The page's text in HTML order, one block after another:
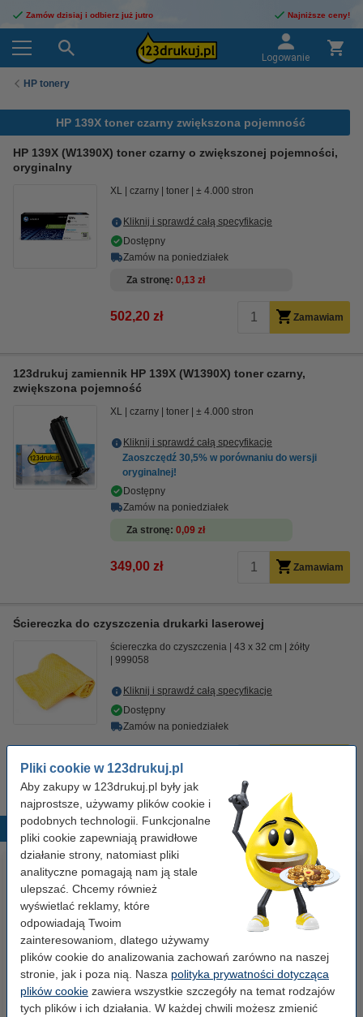
Pliki cookie w 123drukuj.pl
Aby zakupy w 123drukuj.pl były jak
najprostsze, używamy plików cookie i
podobnych technologii. Funkcjonalne
pliki cookie zapewniają prawidłowe
działanie strony, natomiast pliki
analityczne pomagają nam ją stale
ulepszać. Chcemy również
wyświetlać reklamy, które
odpowiadają Twoim
zainteresowaniom, dlatego używamy
plików cookie do analizowania zachowań zarówno na naszej
stronie, jak i poza nią. Nasza polityka prywatności dotycząca
plików cookie zawiera wszystkie szczegóły na temat rodzajów
tych plików i ich działania. W każdej chwili możesz zmienić
Zamów dzisiaj i odbierz już jutro Najniższe ceny!
Logowanie
HP tonery
HP 139X toner czarny zwiększona pojemność
HP 139X (W1390X) toner czarny o zwiększonej pojemności,
oryginalny
XL czarny toner ± 4.000 stron
Kliknij i sprawdź całą specyfikacje
Dostępny
Zamów na poniedziałek
Za stronę 0,13 zł
502,20 zł Zamawiam
123drukuj zamiennik HP 139X (W1390X) toner czarny,
zwiększona pojemność
XL czarny toner ± 4.000 stron
Kliknij i sprawdź całą specyfikacje
Zaoszczędź 30,5% w porównaniu do wersji
oryginalnej!
Dostępny
Zamów na poniedziałek
Za stronę 0,09 zł
349,00 zł Zamawiam
Ściereczka do czyszczenia drukarki laserowej
ściereczka do czyszczenia 43 x 32 cm
żółty
999058
Kliknij i sprawdź całą specyfikacje
Dostępny
Zamów na poniedziałek
Popularne produkty
Papier ksero A4 80 g/m2 (500
szt.), 123drukuj
Papier ksero A4 80 g/m2 (2500
szt.), 123drukuj (5 ryz)